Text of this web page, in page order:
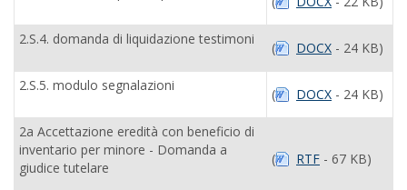
2.S.4. domanda di liquidazione testimoni
( DOCX - 24 KB)
2.S.5. modulo segnalazioni
( DOCX - 24 KB)
2a Accettazione eredità con beneficio di
inventario per minore - Domanda a
giudice tutelare
( RTF - 67 KB)